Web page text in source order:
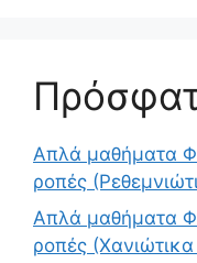
Απλά μαθήματα
ροπές
Απλά μαθήματα
ροπές